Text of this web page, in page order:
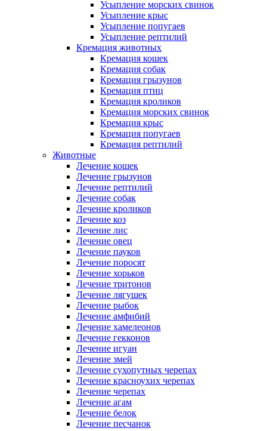
Усыпление морских свинок
Усыпление крыс
Усыпление попугаев
Усыпление рептилий
Кремация животных
Кремация кошек
Кремация собак
Кремация грызунов
Кремация птиц
Кремация кроликов
Кремация морских свинок
Кремация крыс
Кремация попугаев
Кремация рептилий
Животные
Лечение кошек
Лечение грызунов
Лечение рептилий
Лечение собак
Лечение кроликов
Лечение коз
Лечение лис
Лечение овец
Лечение пауков
Лечение поросят
Лечение хорьков
Лечение тритонов
Лечение лягушек
Лечение рыбок
Лечение амфибий
Лечение хамелеонов
Лечение гекконов
Лечение игуан
Лечение змей
Лечение сухопутных черепах
Лечение красноухих черепах
Лечение черепах
Лечение агам
Лечение белок
Лечение песчанок